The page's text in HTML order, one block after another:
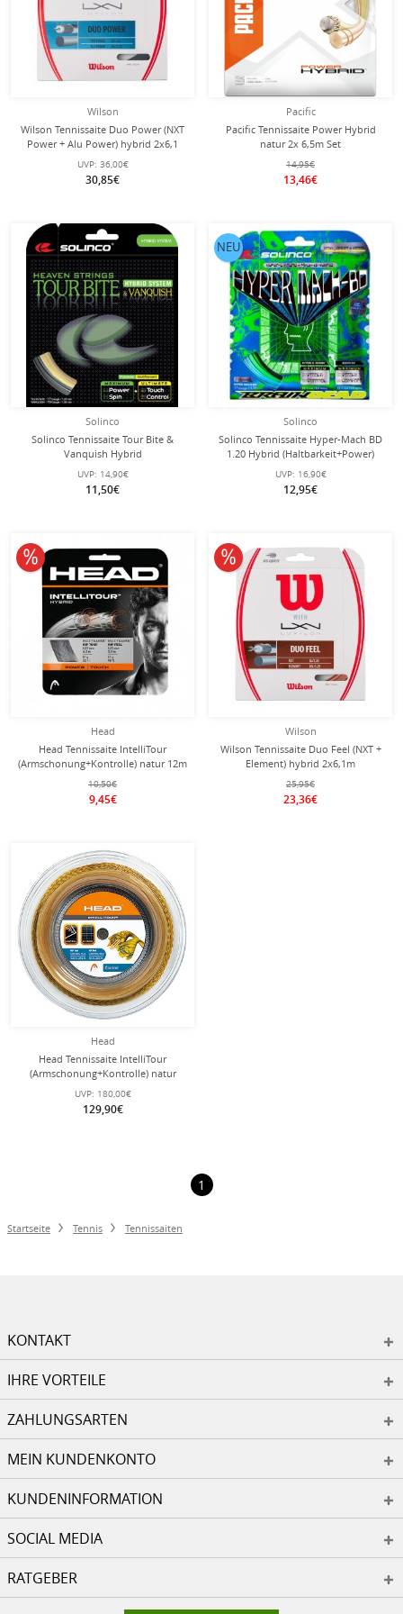
Wilson
Wilson Tennissaite Duo Power (NXT
Power + Alu Power) hybrid 2x6,1
Meter
UVP: 36,00€
30,85€
Pacific
Pacific Tennissaite Power Hybrid
natur 2x 6,5m Set
14,95€
13,46€
Solinco
Solinco Tennissaite Tour Bite &
Vanquish Hybrid
(Haltbarkeit+Komfort) 12m Set
UVP: 14,90€
11,50€
Solinco
Solinco Tennissaite Hyper-Mach BD
1.20 Hybrid (Haltbarkeit+Power)
12.2m Set
UVP: 16,90€
12,95€
NEU
Head
Head Tennissaite IntelliTour
(Armschonung+Kontrolle) natur 12m
Set
10,50€
9,45€
10% reduziert
Wilson
Wilson Tennissaite Duo Feel (NXT +
Element) hybrid 2x6,1m
25,95€
23,36€
10% reduziert
Head
Head Tennissaite IntelliTour
(Armschonung+Kontrolle) natur
200m Rolle
UVP: 180,00€
129,90€
1
Startseite Tennis Tennissaiten
KONTAKT
IHRE VORTEILE
ZAHLUNGSARTEN
MEIN KUNDENKONTO
KUNDENINFORMATION
SOCIAL MEDIA
RATGEBER